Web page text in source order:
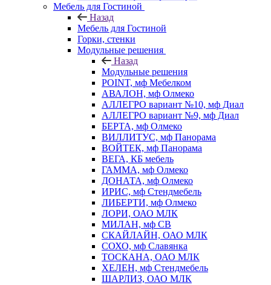
Мебель для Гостиной
Назад
Мебель для Гостиной
Горки, стенки
Модульные решения
Назад
Модульные решения
POINT, мф Мебелком
АВАЛОН, мф Олмеко
АЛЛЕГРО вариант №10, мф Диал
АЛЛЕГРО вариант №9, мф Диал
БЕРТА, мф Олмеко
ВИЛЛИТУС, мф Панорама
ВОЙТЕК, мф Панорама
ВЕГА, КБ мебель
ГАММА, мф Олмеко
ДОНАТА, мф Олмеко
ИРИС, мф Стендмебель
ЛИБЕРТИ, мф Олмеко
ЛОРИ, ОАО МЛК
МИЛАН, мф СВ
СКАЙЛАЙН, ОАО МЛК
СОХО, мф Славянка
ТОСКАНА, ОАО МЛК
ХЕЛЕН, мф Стендмебель
ШАРЛИЗ, ОАО МЛК